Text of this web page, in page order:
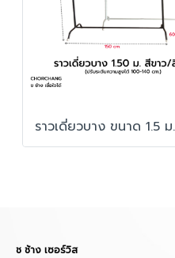
ช ช้าง เซอร์วิส